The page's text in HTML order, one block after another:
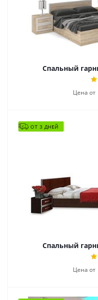
Спальный
Цена от
ОТ 3 ДНЕЙ
Спальный
Цена от